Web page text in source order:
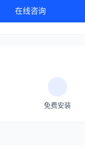
在线咨询
免费安装